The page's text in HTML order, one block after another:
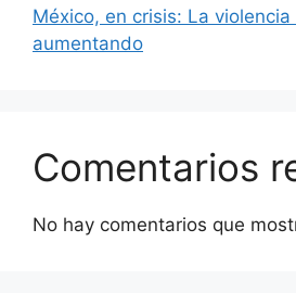
México, en crisis: La
aumentando
Comentarios
No hay comentarios que